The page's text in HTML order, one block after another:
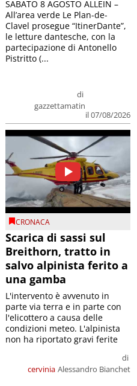
di
gazzettamatin
il 07/08/2026
SABATO 8 AGOSTO ALLEIN –
All’area verde Le Plan-de-
Clavel prosegue “ItinerDante”,
le letture dantesche, con la
partecipazione di Antonello
Pistritto (...
CRONACA
Scarica di sassi sul
Breithorn, tratto in
salvo alpinista ferito a
una gamba
cervinia
di
Alessandro Bianchet
L'intervento è avvenuto in
parte via terra e in parte con
l'elicottero a causa delle
condizioni meteo. L'alpinista
non ha riportato gravi ferite